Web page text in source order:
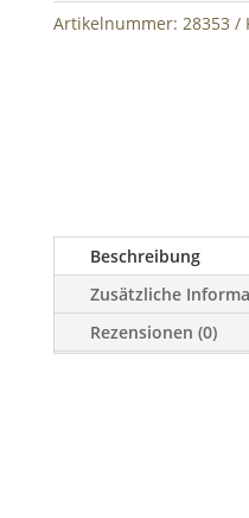
Shotgun
Artikelnummer: 28353
Beschreibung
Zusätzliche
Rezensionen (0)